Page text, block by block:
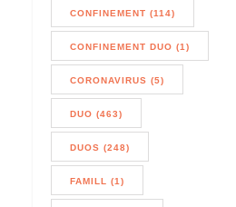
CONFINEMENT (114)
CONFINEMENT DUO (1)
CORONAVIRUS (5)
DUO (463)
DUOS (248)
FAMILL (1)